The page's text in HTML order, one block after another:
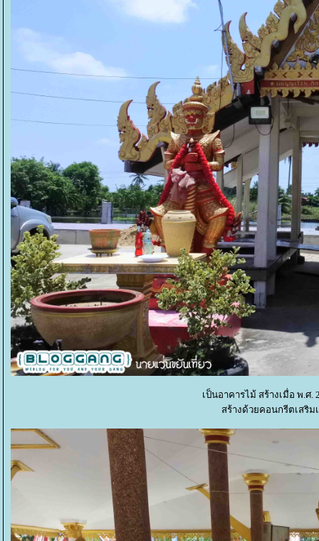
เป็นอาคารไม้ สร้างเมื่อ พ.ศ
สร้างด้วยคอนกรีตเสริม